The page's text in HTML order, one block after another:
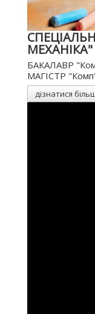
Бакалавратура
Магістратура
Абітуріенту
Випускники
Наукова робота
МЕХАНІКА"
БАКАЛАВР
МАГІСТР
дізнатися